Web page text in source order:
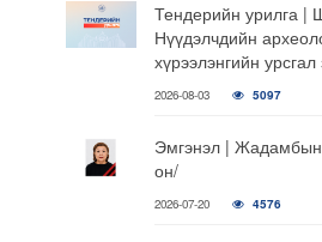
Тендерийн урилга
Нүүдэлчдийн
хүрээлэнгийн урсгал
2026-08-03 5097
Эмгэнэл |
он/
2026-07-20 4576